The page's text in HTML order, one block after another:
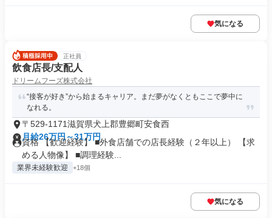
気になる
正社員
飲食店長/支配人
ドリームフーズ株式会社
“接客が好き”から始まるキャリア。まだ夢がなくともここで夢中に
なれる。
〒529-1171滋賀県犬上郡豊郷町安食西
月給26万円～31万円
資格 【歓迎経験】 ■外食店舗での店長経験（２年以上） 【求
める人物像】 ■調理経験...
業界未経験歓迎 +18個
気になる